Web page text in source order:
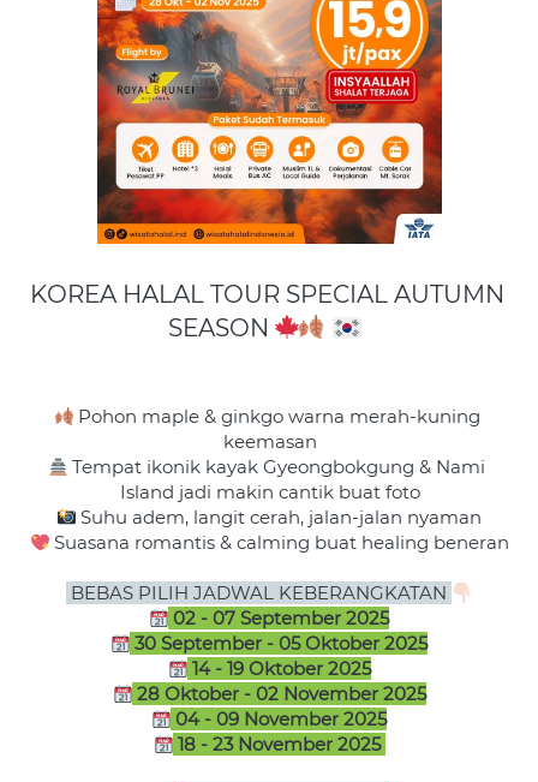
KOREA HALAL TOUR SPECIAL AUTUMN
SEASON
Pohon maple & ginkgo warna merah-kuning
Tempat ikonik kayak Gyeongbokgung & Nami
Island jadi makin cantik buat foto
Suasana romantis & calming buat healing beneran
BEBAS PILIH JADWAL KEBERANGKATAN
14 - 19 Oktober 2025
28 Oktober - 02 November 2025
18 - 23 November 2025